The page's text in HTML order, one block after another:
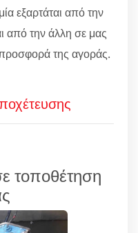
εξαρτάται από την
την άλλη σε μας
προσφορά της αγοράς.
τοποθέτηση